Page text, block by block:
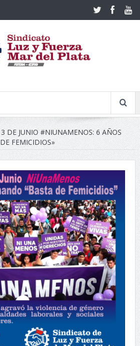
3 DE JUNIO #NIUNAMENOS: 6 AÑOS
FEMICIDIOS»